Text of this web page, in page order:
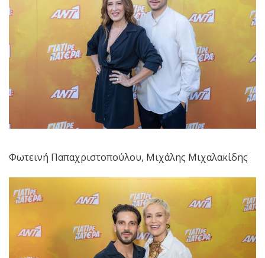
Φωτεινή Παπαχριστοπούλου, Μιχάλης Μιχαλακίδης